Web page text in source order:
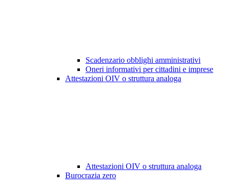
Scadenzario obblighi amministrativi
Oneri informativi per cittadini e imprese
Attestazioni OIV o struttura analoga
Attestazioni OIV o struttura analoga
Burocrazia zero